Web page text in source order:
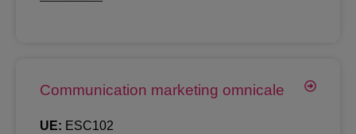
Communication marketing omnicale
UE: ESC102